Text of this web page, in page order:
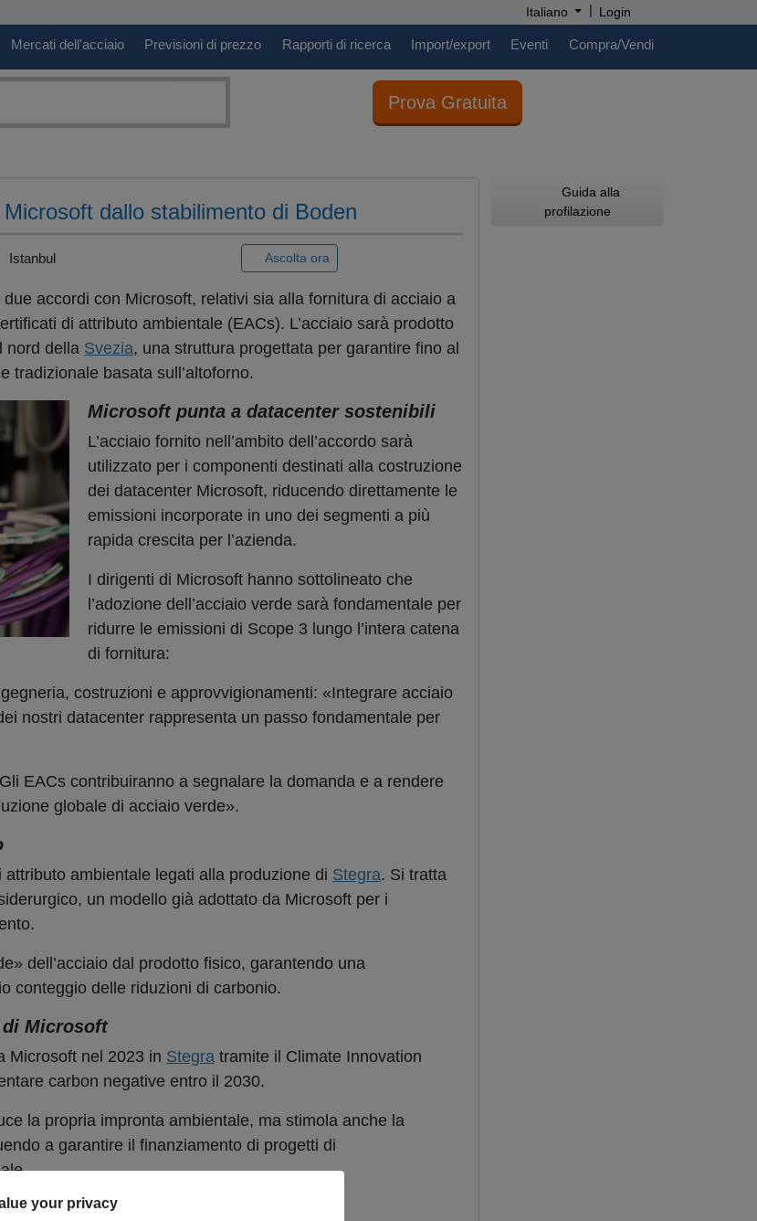
Italiano | Login
Mercati dell'acciaio Previsioni di prezzo Rapporti di ricerca Import/export Eventi Compra/Vendi
Prova Gratuita
dallo stabilimento di Boden
Istanbul Ascolta ora
accordi con Microsoft, relativi sia alla fornitura di acciaio a
di attributo ambientale (EACs). L’acciaio sarà prodotto
nord della Svezia, una struttura progettata per garantire fino al
tradizionale basata sull’altoforno.
Microsoft punta a datacenter sostenibili
L’acciaio fornito nell’ambito dell’accordo sarà
utilizzato per i componenti destinati alla costruzione
dei datacenter Microsoft, riducendo direttamente le
emissioni incorporate in uno dei segmenti a più
rapida crescita per l’azienda.
I dirigenti di Microsoft hanno sottolineato che
l’adozione dell’acciaio verde sarà fondamentale per
ridurre le emissioni di Scope 3 lungo l’intera catena
di fornitura:
costruzioni e approvvigionamenti: «Integrare acciaio
nostri datacenter rappresenta un passo fondamentale per
EACs contribuiranno a segnalare la domanda e a rendere
globale di acciaio verde».
ambientale legati alla produzione di Stegra. Si tratta
un modello già adottato da Microsoft per i
dell’acciaio dal prodotto fisico, garantendo una
conteggio delle riduzioni di carbonio.
di Microsoft
Microsoft nel 2023 in Stegra tramite il Climate Innovation
carbon negative entro il 2030.
la propria impronta ambientale, ma stimola anche la
a garantire il finanziamento di progetti di
Guida alla
profilazione